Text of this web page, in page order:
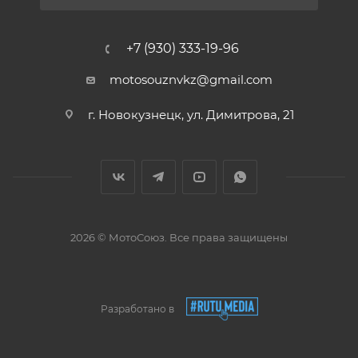
+7 (930) 333-19-96
motosouznvkz@gmail.com
г. Новокузнецк, ул. Димитрова, 21
2026 © МотоСоюз. Все права защищены
Разработано в